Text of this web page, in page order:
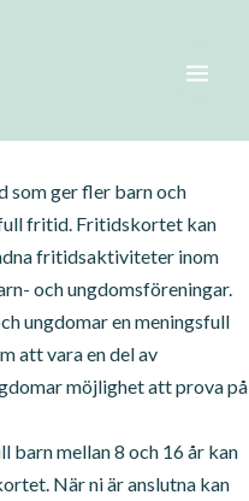
ger fler barn och
fritid. Fritidskortet kan
fritidsaktiviteter inom
och ungdomsföreningar.
ungdomar en meningsfull
att vara en del av
möjlighet att prova på
mellan 8 och 16 år kan
När ni är anslutna kan